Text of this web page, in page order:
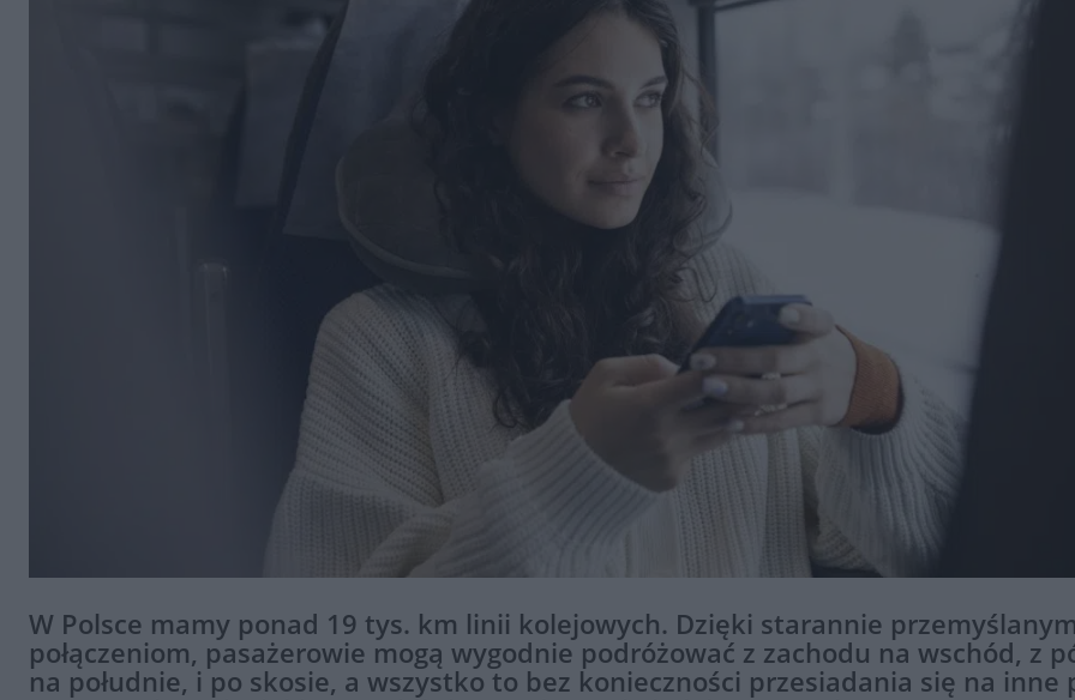
W Polsce mamy ponad 19 tys. km linii kolejowych. Dzięki starannie przemyślanym
połączeniom, pasażerowie mogą wygodnie podróżować z zachodu na wschód, z
na południe, i po skosie, a wszystko to bez konieczności przesiadania się na inne